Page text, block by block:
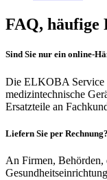
FAQ, häufige
Sind Sie nur ein online-
Die ELKOBA Service
medizintechnische
Ersatzteile an
Liefern Sie per Rechnung?
An Firmen, Behörden,